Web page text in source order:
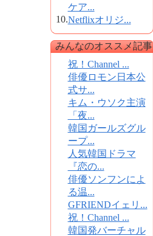
ケア...
10.Netflixオリジ...
みんなのオススメ記事
祝！Channel ...
俳優ロモン日本公
式サ...
キム・ウソク主演
「夜...
韓国ガールズグル
ープ...
人気韓国ドラマ
『恋の...
俳優ソンフンによ
る温...
GFRIENDイェリ...
祝！Channel ...
韓国発バーチャル